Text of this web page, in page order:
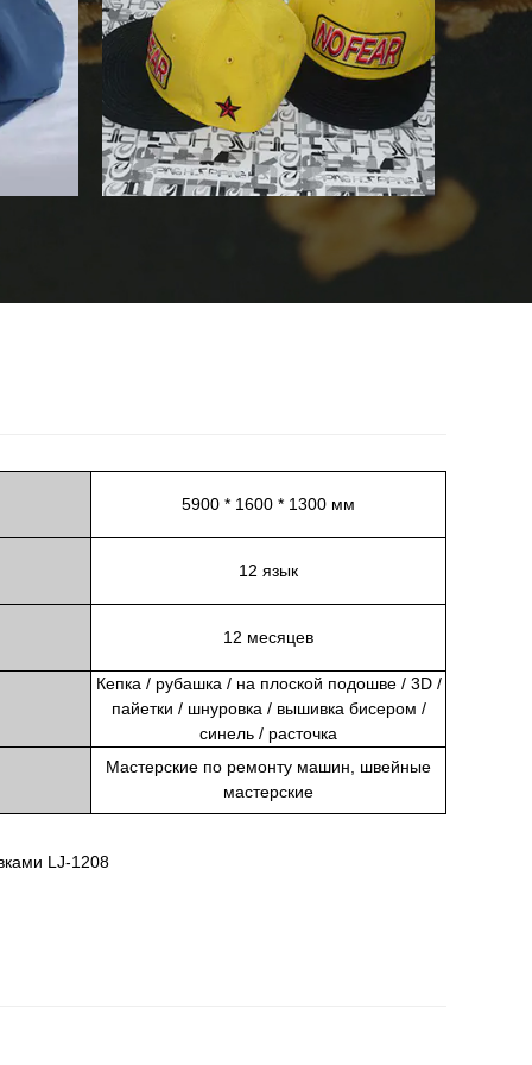
5900 * 1600 * 1300 мм
12 язык
12 месяцев
Кепка / рубашка / на плоской подошве / 3D /
пайетки / шнуровка / вышивка бисером /
синель / расточка
Мастерские по ремонту машин, швейные
мастерские
LJ-1208